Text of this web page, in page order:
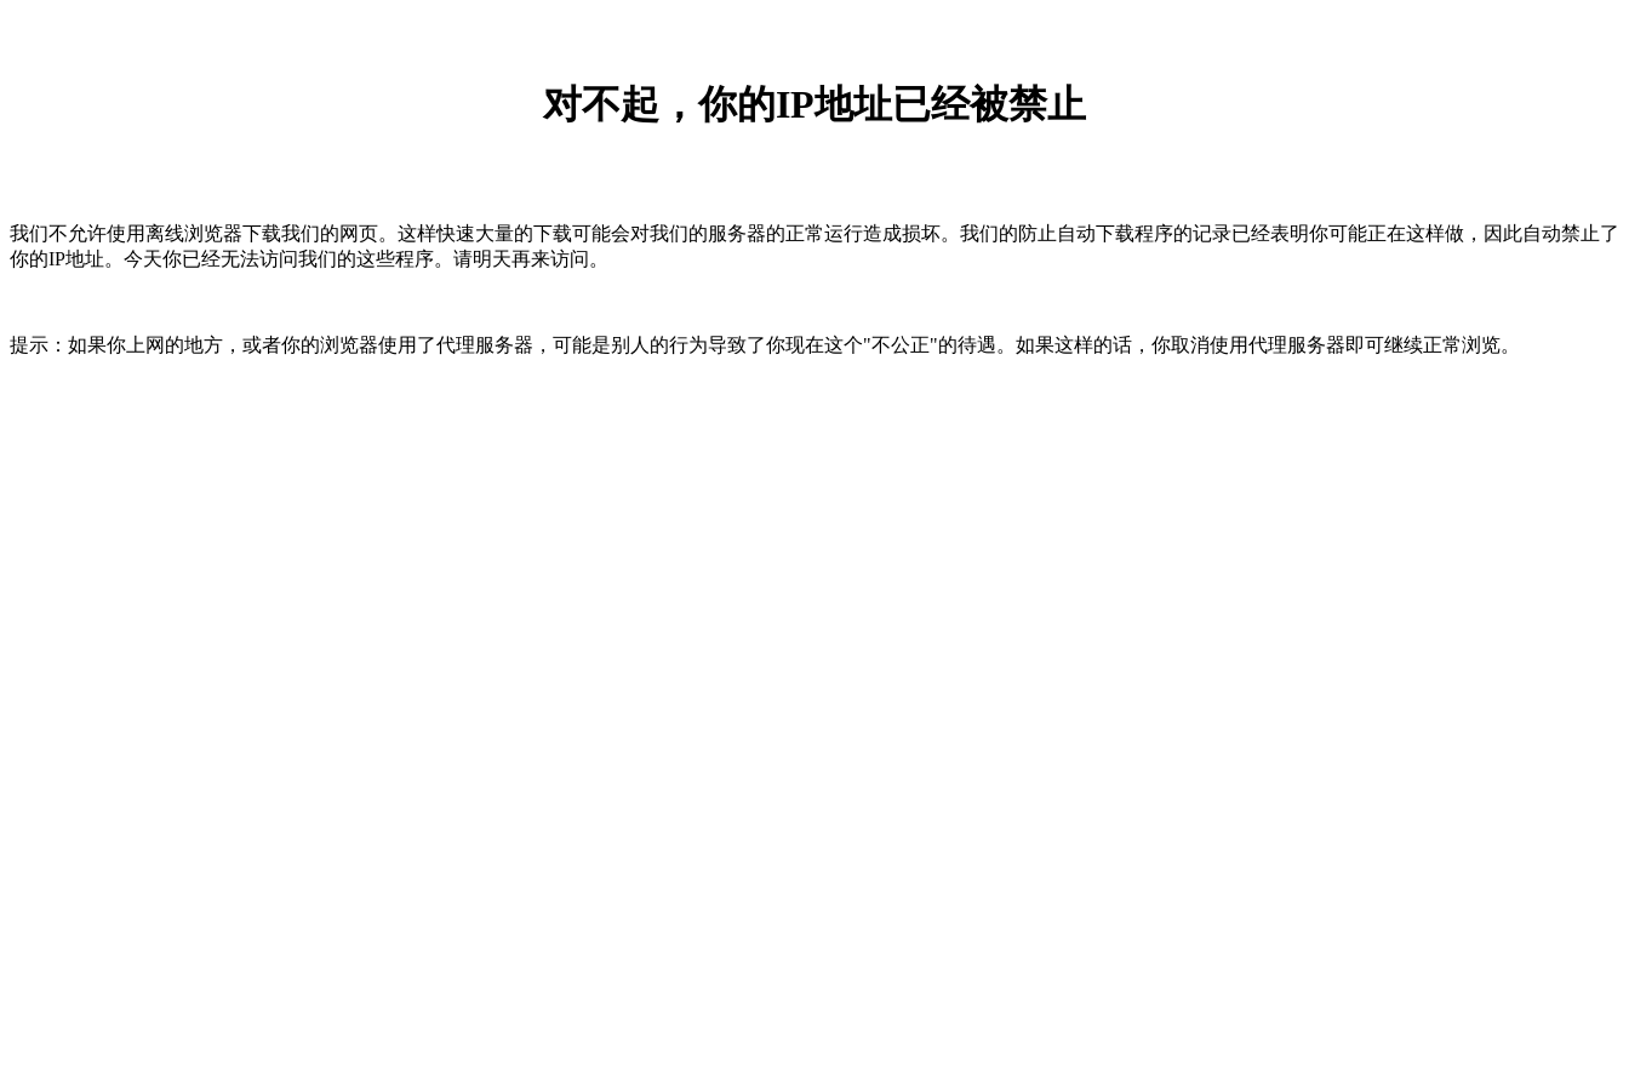
对不起，你的IP地址已经被禁止
我们不允许使用离线浏览器下载我们的网页。这样快速大量的下载可能会对我们的服务器的正常运行造成损坏。我们的防止自动下载程序的记录已经表明你可能正在这样做，因此自动禁止了
你的IP地址。今天你已经无法访问我们的这些程序。请明天再来访问。
提示：如果你上网的地方，或者你的浏览器使用了代理服务器，可能是别人的行为导致了你现在这个"不公正"的待遇。如果这样的话，你取消使用代理服务器即可继续正常浏览。